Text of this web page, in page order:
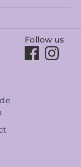
Follow us